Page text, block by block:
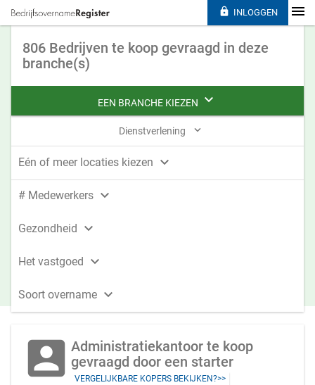
806 Bedrijven te koop gevraagd in deze
branche(s)
EEN BRANCHE KIEZEN 
Dienstverlening 
Eén of meer locaties kiezen 
# Medewerkers 
Gezondheid 
Het vastgoed 
Soort overname 
account_box Administratiekantoor te koop
gevraagd door een starter
VERGELIJKBARE KOPERS BEKIJKEN?>>
 INLOGGEN